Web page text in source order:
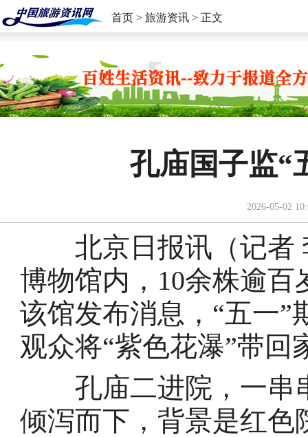
首页 > 旅游资讯 > 正文
孔庙国子监“
2026-05-02
北京日报讯（记者
博物馆内，10余株逾
该馆发布消息，“五一
观众将“紫色花瀑”带回
孔庙二进院，一串
倾泻而下，背景是红色